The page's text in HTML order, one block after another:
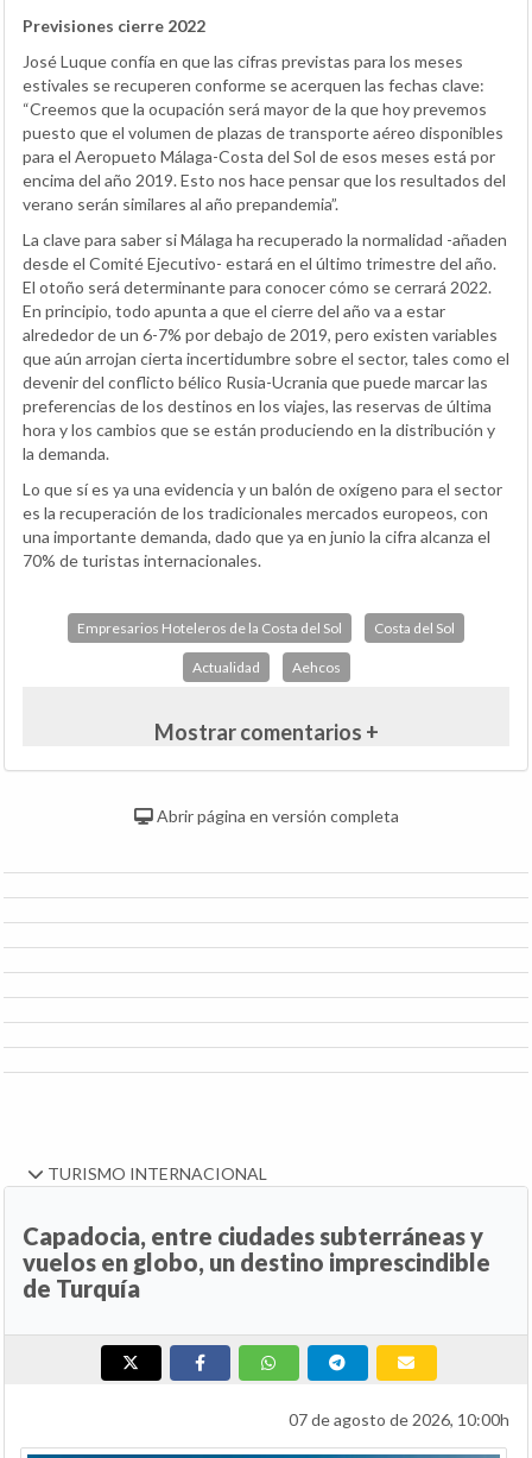
Previsiones cierre 2022
José Luque confía en que las cifras previstas para los meses
estivales se recuperen conforme se acerquen las fechas clave:
“Creemos que la ocupación será mayor de la que hoy prevemos
puesto que el volumen de plazas de transporte aéreo disponibles
para el Aeropueto Málaga-Costa del Sol de esos meses está por
encima del año 2019. Esto nos hace pensar que los resultados del
verano serán similares al año prepandemia”.
La clave para saber si Málaga ha recuperado la normalidad -añaden
desde el Comité Ejecutivo- estará en el último trimestre del año.
El otoño será determinante para conocer cómo se cerrará 2022.
En principio, todo apunta a que el cierre del año va a estar
alrededor de un 6-7% por debajo de 2019, pero existen variables
que aún arrojan cierta incertidumbre sobre el sector, tales como el
devenir del conflicto bélico Rusia-Ucrania que puede marcar las
preferencias de los destinos en los viajes, las reservas de última
hora y los cambios que se están produciendo en la distribución y
la demanda.
Lo que sí es ya una evidencia y un balón de oxígeno para el sector
es la recuperación de los tradicionales mercados europeos, con
una importante demanda, dado que ya en junio la cifra alcanza el
70% de turistas internacionales.
Empresarios Hoteleros de la Costa del Sol Costa del Sol
Actualidad Aehcos
Mostrar comentarios +
Abrir página en versión completa
TURISMO INTERNACIONAL
Capadocia, entre ciudades subterráneas y
vuelos en globo, un destino imprescindible
de Turquía
07 de agosto de 2026, 10:00h